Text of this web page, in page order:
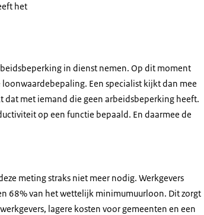
het
in dienst nemen. Op dit moment
Een specialist kijkt dan mee
met iemand die geen arbeidsbeperking heeft.
op een functie bepaald. En daarmee de
meting straks niet meer nodig. Werkgevers
68% van het wettelijk minimumuurloon. Dit zorgt
lagere kosten voor gemeenten en een